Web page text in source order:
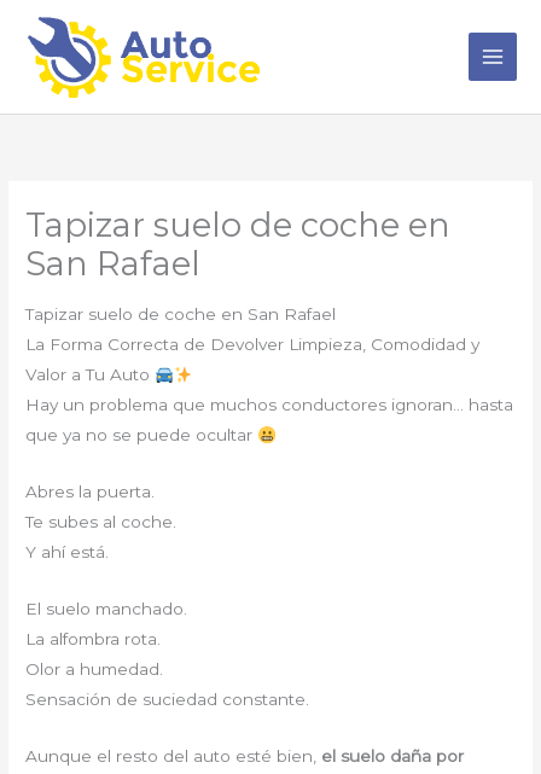
contenido
Tapizar suelo de coche en
San Rafael
Tapizar suelo de coche en San Rafael
La Forma Correcta de Devolver Limpieza, Comodidad y
Valor a Tu Auto
Hay un problema que muchos conductores ignoran… hasta
que ya no se puede ocultar
Abres la puerta.
Te subes al coche.
Y ahí está.
El suelo manchado.
La alfombra rota.
Olor a humedad.
Sensación de suciedad constante.
Aunque el resto del auto esté bien, el suelo daña por